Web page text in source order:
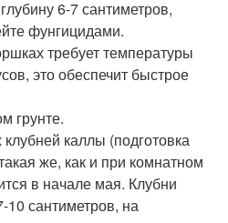
6-7 сантиметров,
фунгицидами.
требует температуры
это обеспечит быстрое
грунте.
каллы (подготовка
же, как и при комнатном
в начале мая. Клубни
сантиметров, на